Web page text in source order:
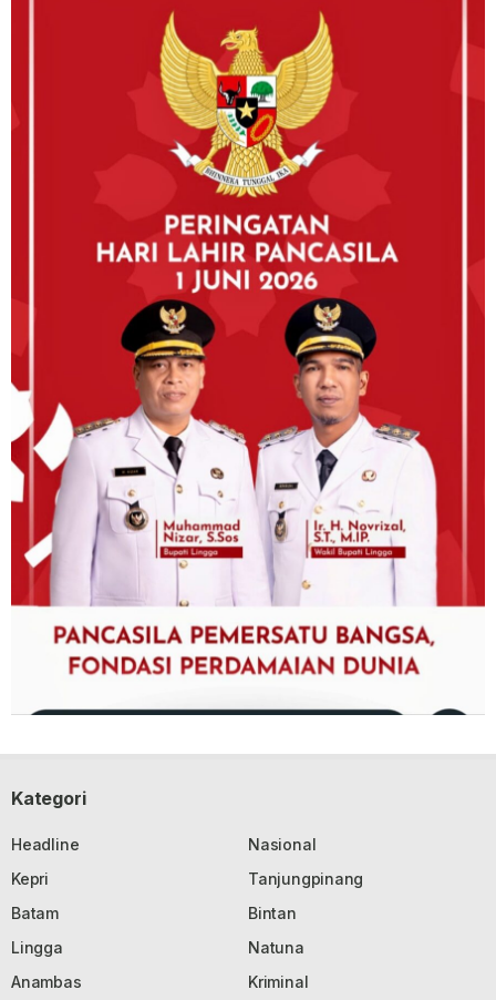
Kategori
Headline
Nasional
Kepri
Tanjungpinang
Batam
Bintan
Lingga
Natuna
Anambas
Kriminal